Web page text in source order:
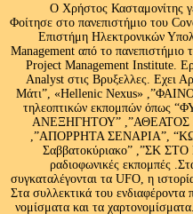
Ο Χρήστος Κασταμονίτης
Φοίτησε στο πανεπιστήμιο του
Επιστήμη Ηλεκτρονικών
Management από το πανεπιστήμιο
Project Management Institute.
Analyst στις Βρυξελλες. Εχει
Μάτι”, «Hellenic Nexus»
τηλεοπτικών εκπομπών
ΑΝΕΞΗΓΗΤΟΥ”
,”ΑΠΟΡΡΗΤΑ ΣΕΝΑΡΙΑ”,
Σαββατοκύριακο” ,”ΣΚ ΣΤΟ
ραδιοφωνικές εκπομπές
συγκαταλέγονται τα UFO, η
Στα συλλεκτικά του
νομίσματα και τα